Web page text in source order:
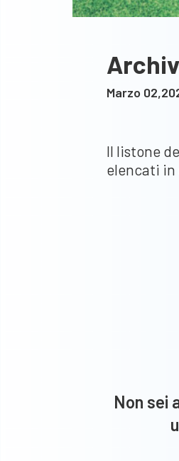
Marzo
Il listone
elencati in
Non sei